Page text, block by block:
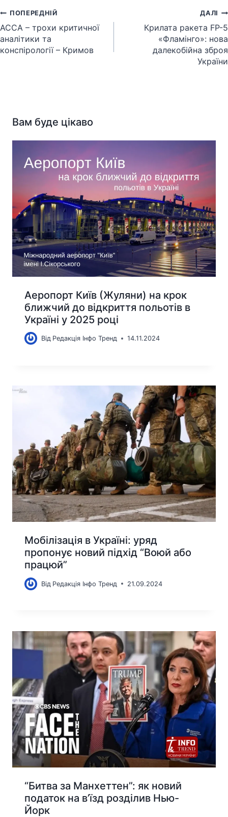
Навігація
записів
ПОПЕРЕДНІЙ
АССА – трохи критичної
аналітики та
конспірології – Кримов
ДАЛІ
Крилата ракета FP-5
«Фламінго»: нова
далекобійна зброя
України
Вам буде цікаво
Аеропорт Київ (Жуляни) на крок
ближчий до відкриття польотів в
Україні у 2025 році
Від Редакція Інфо Тренд 14.11.2024
Мобілізація в Україні: уряд
пропонує новий підхід “Воюй або
працюй”
Від Редакція Інфо Тренд 21.09.2024
“Битва за Манхеттен”: як новий
податок на в’їзд розділив Нью-
Йорк